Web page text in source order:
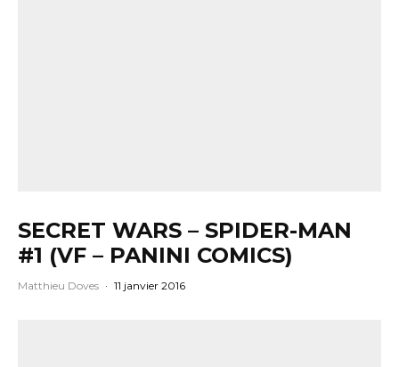
SECRET WARS – SPIDER-MAN
#1 (VF – PANINI COMICS)
Matthieu Doves · 11 janvier 2016